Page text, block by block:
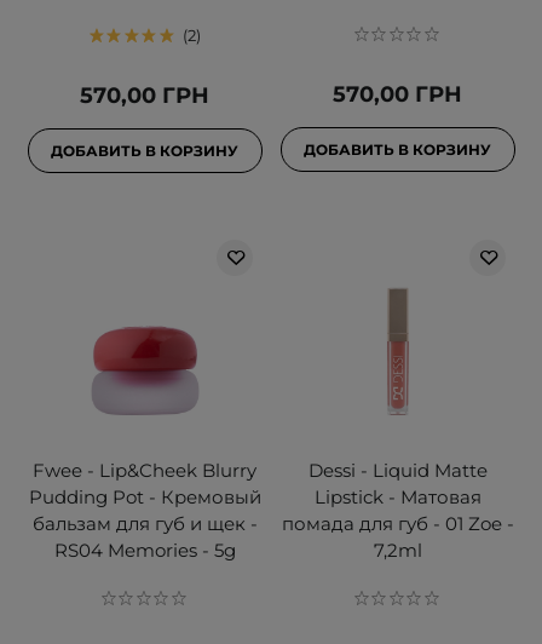
2
570,00 ГРН
ДОБАВИТЬ В КОРЗИНУ
570,00 ГРН
ДОБАВИТЬ В КОРЗИНУ
Fwee - Lip&Cheek Blurry
Pudding Pot - Кремовый
бальзам для губ и щек -
RS04 Memories - 5g
Dessi - Liquid Matte
Lipstick - Матовая
помада для губ - 01 Zoe -
7,2ml